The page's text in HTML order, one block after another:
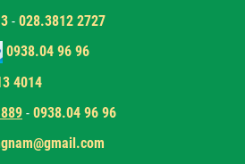
- 028.3812 2727
0938.04 96 96
4014
- 0938.04 96 96